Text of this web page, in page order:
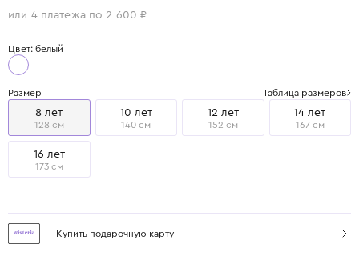
или 4 платежа по 2 600 ₽
Цвет: белый
Размер Таблица размеров
8 лет
128 см
10 лет
140 см
12 лет
152 см
14 лет
167 см
16 лет
173 см
Купить подарочную карту